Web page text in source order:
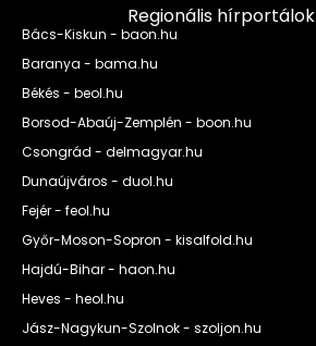
Regionális hírportálok
Bács-Kiskun - baon.hu
Baranya - bama.hu
Békés - beol.hu
Borsod-Abaúj-Zemplén - boon.hu
Csongrád - delmagyar.hu
Dunaújváros - duol.hu
Fejér - feol.hu
Győr-Moson-Sopron - kisalfold.hu
Hajdú-Bihar - haon.hu
Heves - heol.hu
Jász-Nagykun-Szolnok - szoljon.hu